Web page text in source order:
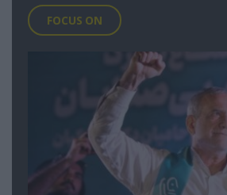
FOCUS ON